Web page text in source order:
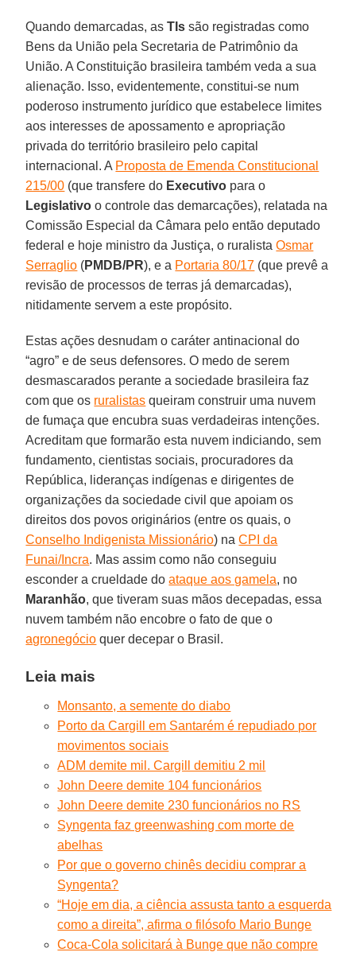
Quando demarcadas, asTIs são registradas como
Bens da União pela Secretaria de Patrimônio da
União. A Constituição brasileira também veda a sua
alienação. Isso, evidentemente, constitui-se num
poderoso instrumento jurídico que estabelece limites
aos interesses de apossamento e apropriação
privada do território brasileiro pelo capital
internacional. A Proposta de Emenda Constitucional
215/00 (que transfere do Executivo para o
Legislativo o controle das demarcações), relatada na
Comissão Especial da Câmara pelo então deputado
federal e hoje ministro da Justiça, o ruralistaOsmar
Serraglio (PMDB/PR), e a Portaria 80/17 (que prevê a
revisão de processos de terras já demarcadas),
nitidamente servem a este propósito.
Estas ações desnudam o caráter antinacional do
“agro” e de seus defensores. O medo de serem
desmascarados perante a sociedade brasileira faz
com que os ruralistas queiram construir uma nuvem
de fumaça que encubra suas verdadeiras intenções.
Acreditam que formarão esta nuvem indiciando, sem
fundamento, cientistas sociais, procuradores da
República, lideranças indígenas e dirigentes de
organizações da sociedade civil que apoiam os
direitos dos povos originários (entre os quais, o
Conselho Indigenista Missionário) naCPI da
Funai/Incra. Mas assim como não conseguiu
esconder a crueldade doataque aos gamela, no
Maranhão, que tiveram suas mãos decepadas, essa
nuvem também não encobre o fato de que o
agronegócio quer decepar o Brasil.
Leia mais
Monsanto, a semente do diabo
Porto da Cargill em Santarém é repudiado por
movimentos sociais
ADM demite mil. Cargill demitiu 2 mil
John Deere demite 104 funcionários
John Deere demite 230 funcionários no RS
Syngenta faz greenwashing com morte de
abelhas
Por que o governo chinês decidiu comprar a
Syngenta?
“Hoje em dia, a ciência assusta tanto a esquerda
como a direita”, afirma o filósofo Mario Bunge
Coca-Cola solicitará à Bunge que não compre